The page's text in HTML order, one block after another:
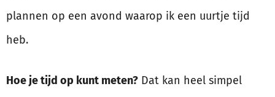
plannen op een avond waarop ik een uurtje tijd
heb.
Hoe je tijd op kunt meten? Dat kan heel simpel